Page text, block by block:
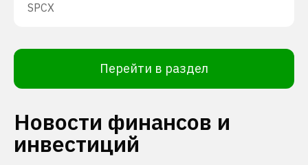
SPCX
Перейти в раздел
Новости финансов и
инвестиций